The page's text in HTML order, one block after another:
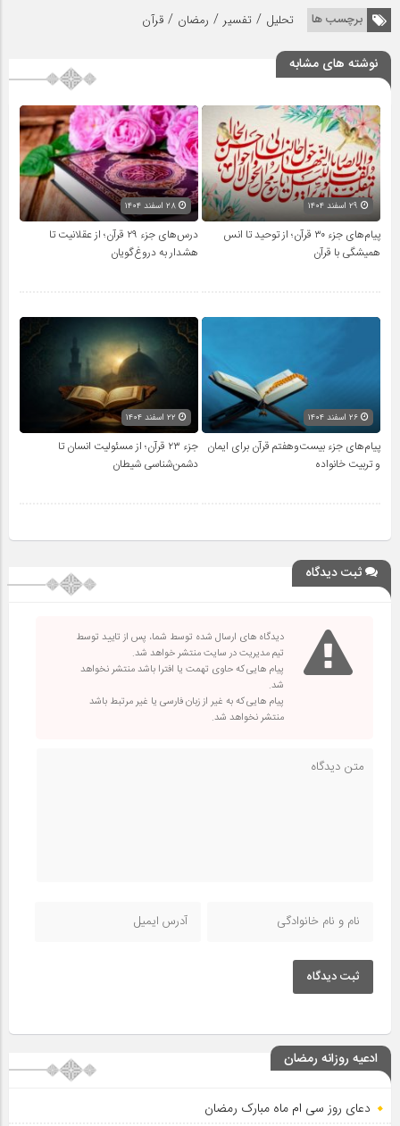
برچسب ها تحلیل / تفسیر / رمضان / قرآن
نوشته های مشابه
پیام‌های جزء ۳۰ قرآن؛ از توحید تا انس
همیشگی با قرآن
درس‌های جزء ۲۹ قرآن؛ از عقلانیت تا
هشدار به دروغ‌گویان
۲۶ اسفند ۱۴۰۴
پیام‌های جزء بیست‌وهفتم قرآن برای ایمان
و تربیت خانواده
جزء ۲۳ قرآن؛ از مسئولیت انسان تا
دشمن‌شناسی شیطان
ثبت دیدگاه
دیدگاه های ارسال شده توسط شما، پس از تایید توسط
تیم مدیریت در سایت منتشر خواهد شد.
پیام هایی که حاوی تهمت یا افترا باشد منتشر نخواهد
شد.
پیام هایی که به غیر از زبان فارسی یا غیر مرتبط باشد
منتشر نخواهد شد.
ثبت دیدگاه
ادعیه روزانه رمضان
دعای روز سی ام ماه مبارک رمضان